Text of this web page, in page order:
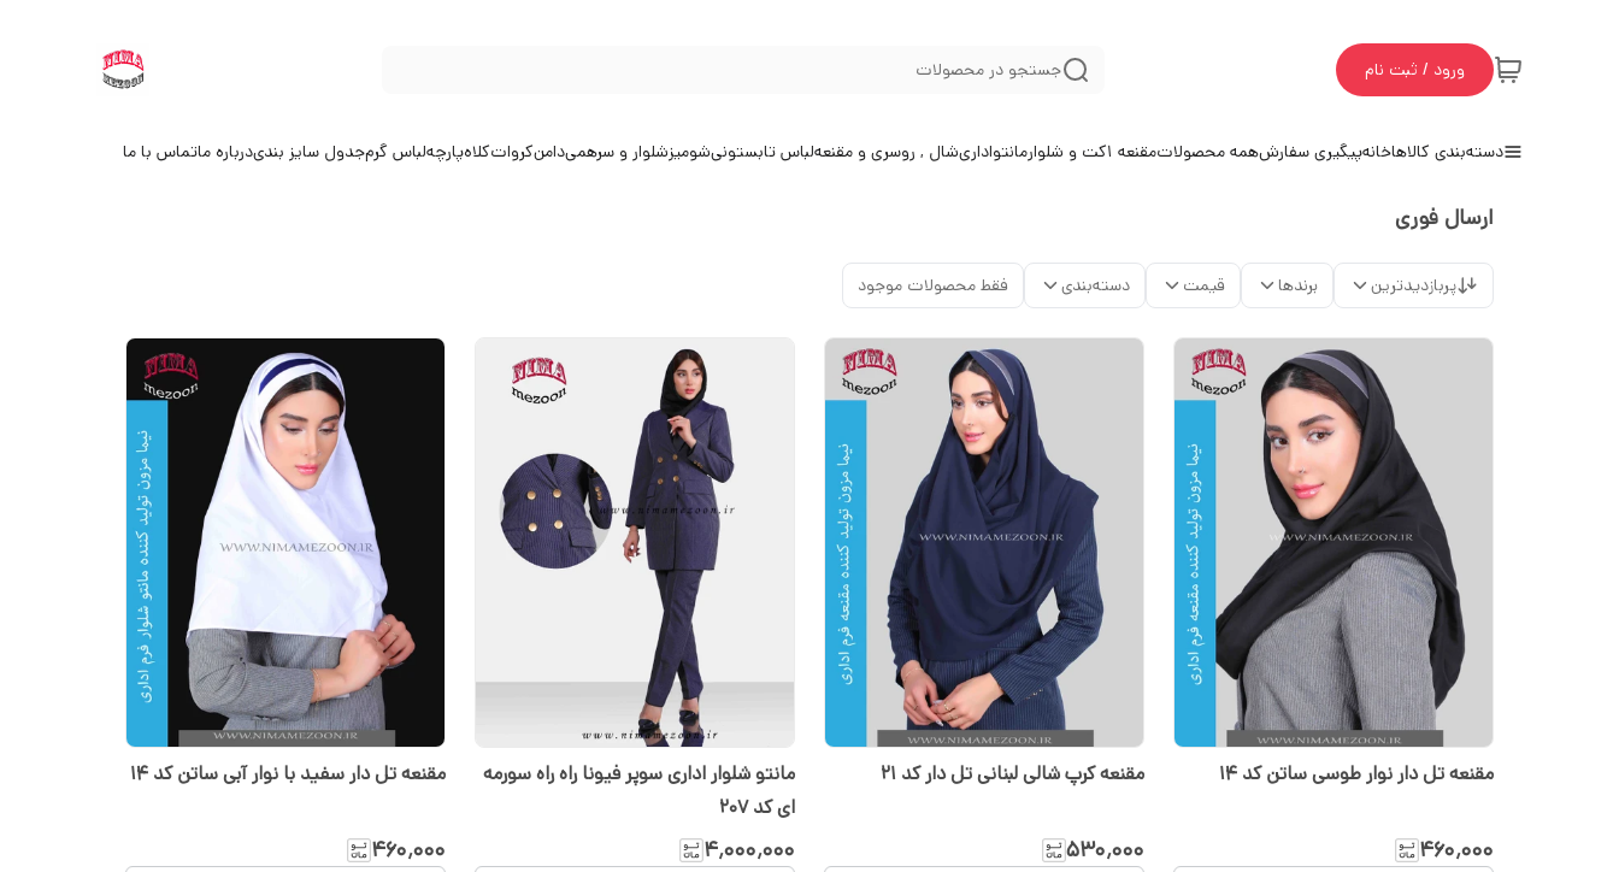
ورود / ثبت نام جستجو در محصولات
دسته‌بندی کالاهاخانهپیگیری سفارشهمه محصولاتمقنعه 1 کت و شلوارمانتواداریشال , روسری و مقنعهلباس تابستونیشومیزشلوار و سرهمیدامنکرواتکلاهپارچهلباس گرمجدول سایز بندیدرباره ماتماس با ما
ارسال فوری
پربازدیدترین برندها قیمت دسته‌بندی فقط محصولات موجود
مقنعه تل دار نوار طوسی ساتن کد ۱۴
۴۶۰٬۰۰۰
مقنعه کرپ شالی لبنانی تل دار کد ۲۱
۵۳۰٬۰۰۰
مانتو شلوار اداری سوپر فیونا راه راه سورمه
ای کد ۲۰۷
۴٬۰۰۰٬۰۰۰
مقنعه تل دار سفید با نوار آبی ساتن کد ۱۴
۴۶۰٬۰۰۰